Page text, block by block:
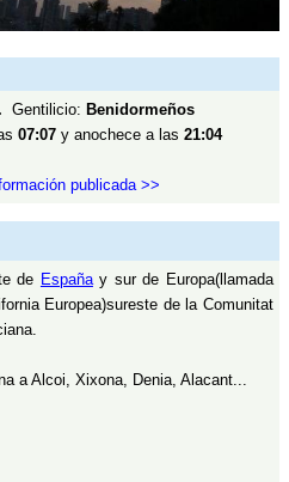
Gentilicio: Benidormeños
07:07 y anochece a las 21:04
publicada >>
de Españay sur de Europa(llamada
Europea)sureste de la Comunitat
a Alcoi, Xixona, Denia, Alacant...